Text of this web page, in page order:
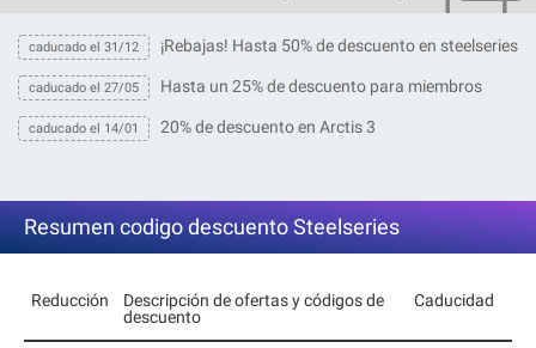
caducado el 31/12 ¡Rebajas! Hasta 50% de descuento en steelseries
caducado el 27/05 Hasta un 25% de descuento para miembros
caducado el 14/01 20% de descuento en Arctis 3
Resumen codigo descuento Steelseries
Reducción
Descripción de ofertas y códigos de
descuento
Caducidad